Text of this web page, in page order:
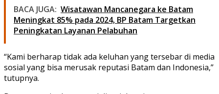
BACA JUGA: Wisatawan Mancanegara ke Batam
Meningkat 85% pada 2024, BP Batam Targetkan
Peningkatan Layanan Pelabuhan
“Kami berharap tidak ada keluhan yang tersebar di media
sosial yang bisa merusak reputasi Batam dan Indonesia,”
tutupnya.